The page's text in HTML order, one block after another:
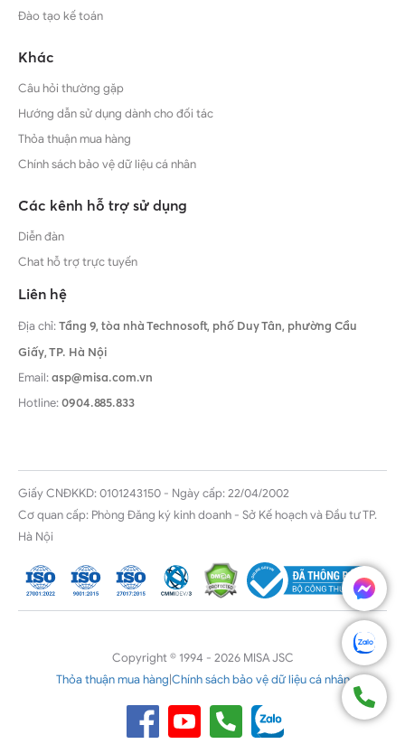
Đào tạo kế toán
Khác
Câu hỏi thường gặp
Hướng dẫn sử dụng dành cho đối tác
Thỏa thuận mua hàng
Chính sách bảo vệ dữ liệu cá nhân
Các kênh hỗ trợ sử dụng
Diễn đàn
Chat hỗ trợ trực tuyến
Liên hệ
Địa chỉ:Tầng 9, tòa nhà Technosoft, phố Duy Tân, phường Cầu
Giấy,TP. Hà Nội
Email:asp@misa.com.vn
Hotline:0904.885.833
Giấy CNĐKKD: 0101243150 - Ngày cấp: 22/04/2002
Cơ quan cấp: Phòng Đăng ký kinh doanh - Sở Kế hoạch và Đầu tư TP.
Hà Nội
Copyright © 1994 - 2026 MISA JSC
Thỏa thuận mua hàng Chính sách bảo vệ dữ liệu cá nhân